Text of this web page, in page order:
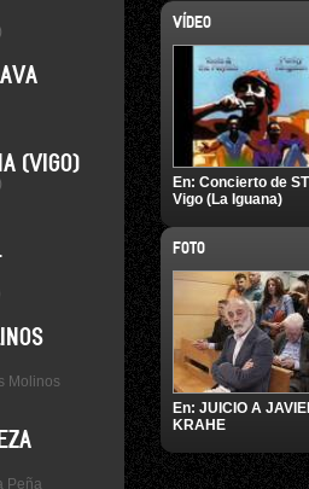
(VIGO)
Molinos
Peña
VÍDEO
En: Concierto de
Vigo (La Iguana)
FOTO
En: JUICIO A
KRAHE